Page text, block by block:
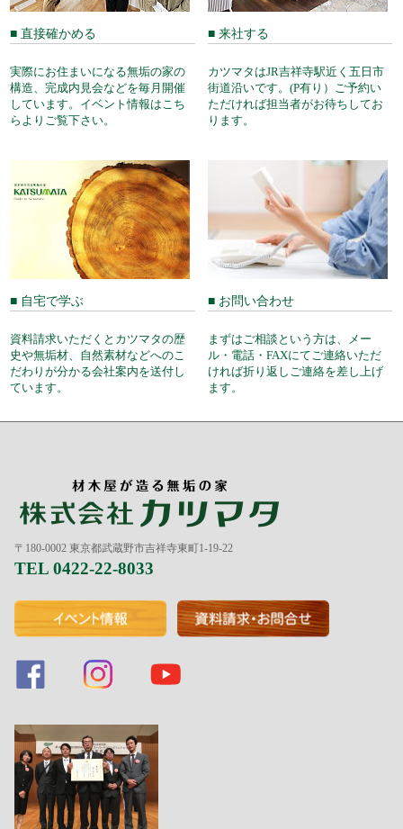
■ 直接確かめる
実際にお住まいになる無垢の家の
構造、完成内見会などを毎月開催
しています。イベント情報はこち
らよりご覧下さい。
■ 来社する
カツマタはJR吉祥寺駅近く五日市
街道沿いです。(P有り）ご予約い
ただければ担当者がお待ちしてお
ります。
■ 自宅で学ぶ
資料請求いただくとカツマタの歴
史や無垢材、自然素材などへのこ
だわりが分かる会社案内を送付し
ています。
■ お問い合わせ
まずはご相談という方は、メー
ル・電話・FAXにてご連絡いただ
ければ折り返しご連絡を差し上げ
ます。
〒180-0002 東京都武蔵野市吉祥寺東町1-19-22
TEL 0422-22-8033